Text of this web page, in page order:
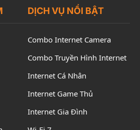
DỊCH VỤ NỔI BẬT
Combo Internet Camera
Combo Truyền Hình Internet
Internet Cá Nhân
Internet Game Thủ
Internet Gia Đình